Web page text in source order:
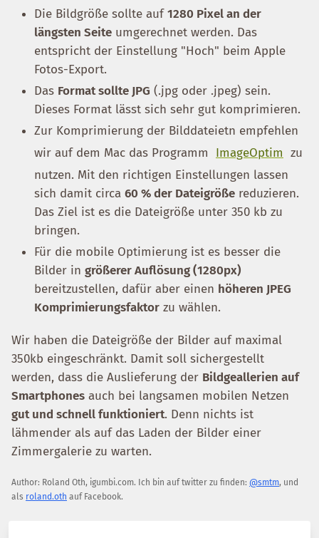
Die Bildgröße sollte auf1280 Pixel an der
längsten Seite umgerechnet werden. Das
entspricht der Einstellung "Hoch" beim Apple
Fotos-Export.
Das Format sollte JPG (.jpg oder .jpeg) sein.
Dieses Format lässt sich sehr gut komprimieren.
Zur Komprimierung der Bilddateietn empfehlen
wir auf dem Mac das Programm
ImageOptim zu
nutzen. Mit den richtigen Einstellungen lassen
sich damit circa 60 % der Dateigröße reduzieren.
Das Ziel ist es die Dateigröße unter 350 kb zu
bringen.
Für die mobile Optimierung ist es besser die
Bilder in größerer Auflösung (1280px)
bereitzustellen, dafür aber einen höheren JPEG
Komprimierungsfaktor zu wählen.
Wir haben die Dateigröße der Bilder auf maximal
350kb eingeschränkt. Damit soll sichergestellt
werden, dass die Auslieferung der Bildgeallerien auf
Smartphones auch bei langsamen mobilen Netzen
gut und schnell funktioniert. Denn nichts ist
lähmender als auf das Laden der Bilder einer
Zimmergalerie zu warten.
Author: Roland Oth, igumbi.com. Ich bin auf twitter zu finden: @smtm, und
als roland.oth auf Facebook.